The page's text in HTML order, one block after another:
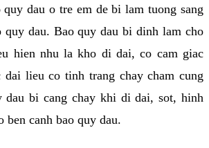
dau o tre em de bi lam tuong sang
quy dau. Bao quy dau bi dinh lam cho
hien nhu la kho di dai, co cam giac
dai lieu co tinh trang chay cham cung
dau bi cang chay khi di dai, sot, hinh
ben canh bao quy dau.